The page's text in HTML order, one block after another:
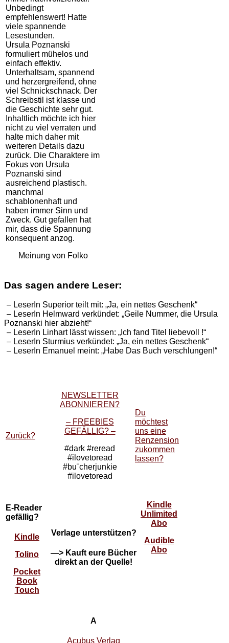
Unbedingt
empfehlenswert! Hatte
viele spannende
Lesestunden.
Ursula Poznanski
formuliert mühelos und
einfach effektiv.
Unterhaltsam, spannend
und herzergreifend, ohne
viel Schnickschnack. Der
Schreibstil ist klasse und
die Geschichte sehr gut.
Inhaltlich möchte ich hier
nicht zu viel verraten und
halte mich daher mit
weiteren Details dazu
zurück. Die Charaktere im
Fokus von Ursula
Poznanski sind
ausreichend plastisch.
manchmal
schablonenhaft und
haben immer Sinn und
Zweck. Gut gefallen hat
mir, dass die Spannung
konsequent anzog.
Meinung von Folko
Das sagen andere Leser:
– LeserIn Superior teilt mit: „Ja, ein nettes Geschenk“
– LeserIn Helmward verkündet: „Geile Nummer, die Ursula
Poznanski hier abzieht!“
– LeserIn Linhart lässt wissen: „Ich fand Titel liebevoll !“
– LeserIn Sturmius verkündet: „Ja, ein nettes Geschenk“
– LeserIn Emanuel meint: „Habe Das Buch verschlungen!“
Zurück?
NEWSLETTER
ABONNIEREN?
– FREEBIES
GEFÄLLIG? –
#dark #reread
#ilovetoread
#bu¨cherjunkie
#ilovetoread
Du
möchtest
uns eine
Renzension
zukommen
lassen?
E-Reader
gefällig?
Kindle
Tolino
Pocket
Book
Touch
Verlage unterstützen?
—> Kauft eure Bücher
direkt an der Quelle!
Kindle
Unlimited
Abo
Audible
Abo
A
Acubus Verlag